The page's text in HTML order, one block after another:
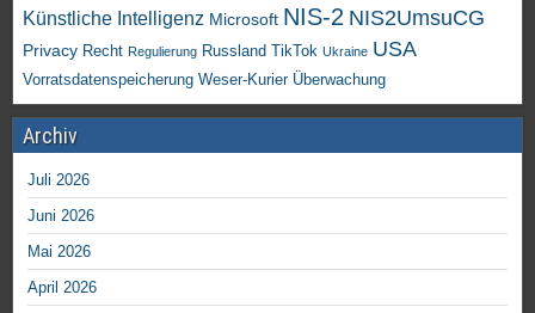
Künstliche Intelligenz Microsoft NIS-2 NIS2UmsuCG
Privacy Recht Regulierung Russland TikTok Ukraine USA
Vorratsdatenspeicherung Weser-Kurier Überwachung
Archiv
Juli 2026
Juni 2026
Mai 2026
April 2026